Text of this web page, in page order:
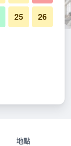
地點
25 26